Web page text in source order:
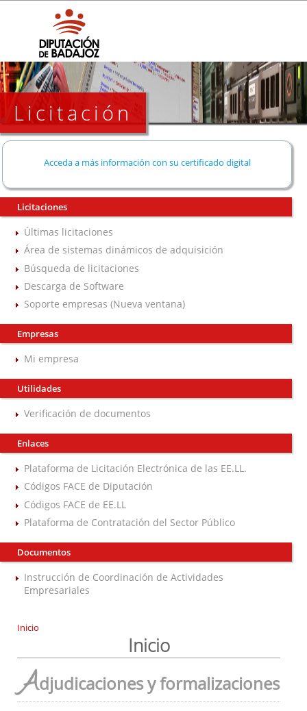
Licitación
Acceda a más información con su certificado digital
Licitaciones
Últimas licitaciones
Área de sistemas dinámicos de adquisición
Búsqueda de licitaciones
Descarga de Software
Soporte empresas (Nueva ventana)
Empresas
Mi empresa
Utilidades
Verificación de documentos
Enlaces
Plataforma de Licitación Electrónica de las EE.LL.
Códigos FACE de Diputación
Códigos FACE de EE.LL
Plataforma de Contratación del Sector Público
Documentos
Instrucción de Coordinación de Actividades
Empresariales
Inicio
Inicio
Adjudicaciones y formalizaciones